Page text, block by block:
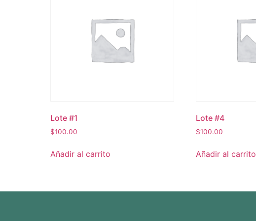
Lote #1
$100.00
Añadir al carrito
Lote #4
$100.00
Añadir al carrito